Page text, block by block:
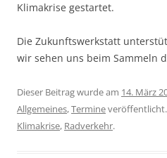
Klimakrise gestartet.
Die Zukunftswerkstatt
wir sehen uns beim Sammeln
Dieser Beitrag wurde am 14. März
Allgemeines,Termine
Klimakrise, Radverkehr.